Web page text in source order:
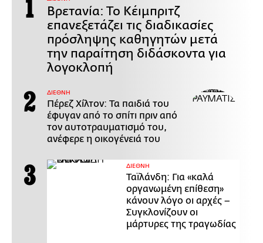
Βρετανία: Το Κέιμπριτζ
επανεξετάζει τις διαδικασίες
πρόσληψης καθηγητών μετά
την παραίτηση διδάσκοντα για
λογοκλοπή
ΔΙΕΘΝΗ
Πέρεζ Χίλτον: Τα παιδιά του
έφυγαν από το σπίτι πριν από
τον αυτοτραυματισμό του,
ανέφερε η οικογένειά του
ΔΙΕΘΝΗ
Ταϊλάνδη: Για «καλά
οργανωμένη επίθεση»
κάνουν λόγο οι αρχές –
Συγκλονίζουν οι
μάρτυρες της τραγωδίας